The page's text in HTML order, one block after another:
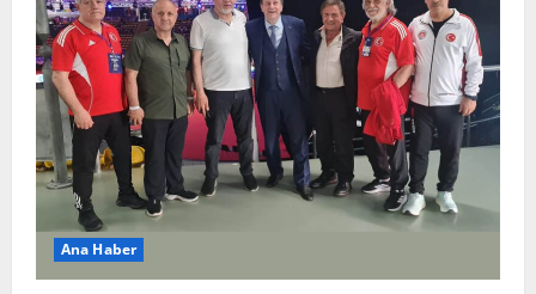
Ana Haber